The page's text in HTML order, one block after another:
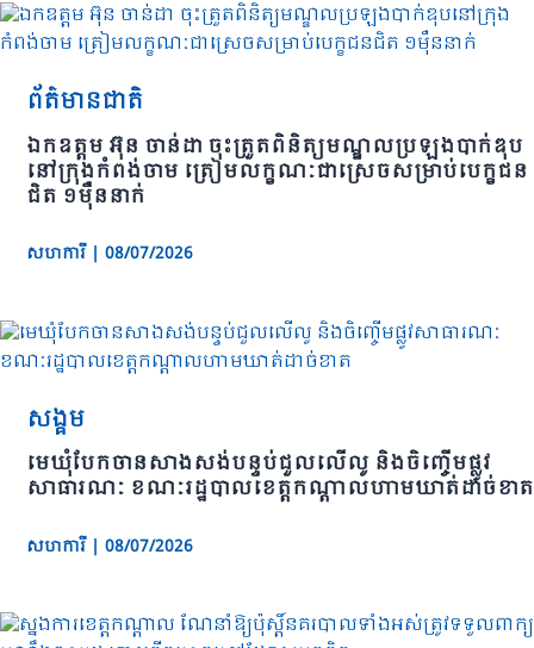
ព័ត៌មានជាតិ
ឯកឧត្តម អ៊ុន ចាន់ដា ចុះត្រួតពិនិត្យមណ្ឌលប្រឡងបាក់ឌុប
នៅក្រុងកំពង់ចាម ត្រៀមលក្ខណៈជាស្រេចសម្រាប់បេក្ខជន
ជិត ១ម៉ឺននាក់
សហការី | 08/07/2026
សង្គម
មេឃុំបែកចានសាងសង់បន្ទប់ជួលលើលូ និងចិញ្ចើមផ្លូវ
សាធារណៈ ខណៈរដ្ឋបាលខេត្តកណ្ដាលហាមឃាត់ដាច់ខាត
សហការី | 08/07/2026